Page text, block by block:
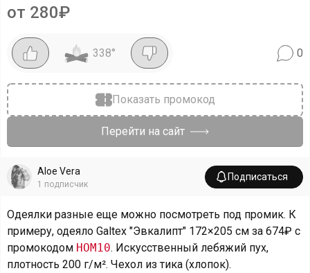
от 280₽
338° 0
Показать промокод
Перейти на сайт
Aloe Vera
1 подписчик
Подписаться
Одеялки разные еще можно посмотреть под промик. К
примеру, одеяло Galtex "Эвкалипт" 172×205 см за 674₽ с
промокодом HOM10. Искусственный лебяжий пух,
плотность 200 г/м². Чехол из тика (хлопок).